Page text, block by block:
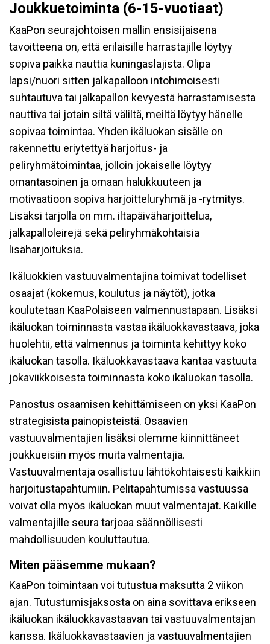
Joukkuetoiminta (6-15-vuotiaat)
KaaPon seurajohtoisen mallin ensisijaisena
tavoitteena on, että erilaisille harrastajille löytyy
sopiva paikka nauttia kuningaslajista. Olipa
lapsi/nuori sitten jalkapalloon intohimoisesti
suhtautuva tai jalkapallon kevyestä harrastamisesta
nauttiva tai jotain siltä väliltä, meiltä löytyy hänelle
sopivaa toimintaa. Yhden ikäluokan sisälle on
rakennettu eriytettyä harjoitus- ja
peliryhmätoimintaa, jolloin jokaiselle löytyy
omantasoinen ja omaan halukkuuteen ja
motivaatioon sopiva harjoitteluryhmä ja -rytmitys.
Lisäksi tarjolla on mm. iltapäiväharjoittelua,
jalkapalloleirejä sekä peliryhmäkohtaisia
lisäharjoituksia.
Ikäluokkien vastuuvalmentajina toimivat todelliset
osaajat (kokemus, koulutus ja näytöt), jotka
koulutetaan KaaPolaiseen valmennustapaan. Lisäksi
ikäluokan toiminnasta vastaa ikäluokkavastaava, joka
huolehtii, että valmennus ja toiminta kehittyy koko
ikäluokan tasolla. Ikäluokkavastaava kantaa vastuuta
jokaviikkoisesta toiminnasta koko ikäluokan tasolla.
Panostus osaamisen kehittämiseen on yksi KaaPon
strategisista painopisteistä. Osaavien
vastuuvalmentajien lisäksi olemme kiinnittäneet
joukkueisiin myös muita valmentajia.
Vastuuvalmentaja osallistuu lähtökohtaisesti kaikkiin
harjoitustapahtumiin. Pelitapahtumissa vastuussa
voivat olla myös ikäluokan muut valmentajat. Kaikille
valmentajille seura tarjoaa säännöllisesti
mahdollisuuden kouluttautua.
Miten pääsemme mukaan?
KaaPon toimintaan voi tutustua maksutta 2 viikon
ajan. Tutustumisjaksosta on aina sovittava erikseen
ikäluokan ikäluokkavastaavan tai vastuuvalmentajan
kanssa. Ikäluokkavastaavien ja vastuuvalmentajien